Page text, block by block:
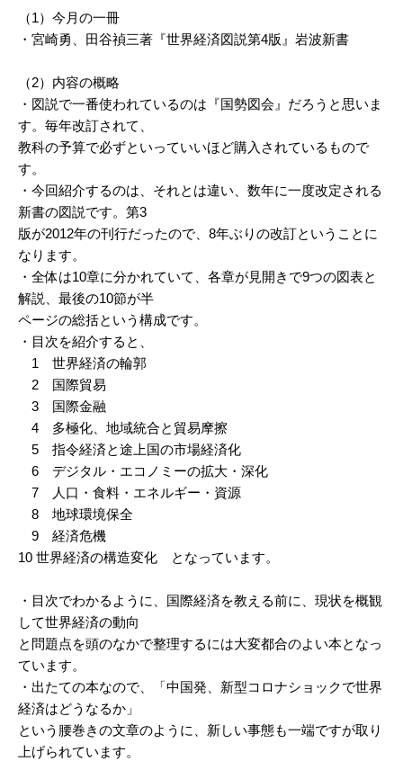
（1）今月の一冊
・宮崎勇、田谷禎三著『世界経済図説第4版』岩波新書
（2）内容の概略
・図説で一番使われているのは『国勢図会』だろうと思いま
す。毎年改訂されて、
教科の予算で必ずといっていいほど購入されているもので
す。
・今回紹介するのは、それとは違い、数年に一度改定される
新書の図説です。第3
版が2012年の刊行だったので、8年ぶりの改訂ということに
なります。
・全体は10章に分かれていて、各章が見開きで9つの図表と
解説、最後の10節が半
ページの総括という構成です。
・目次を紹介すると、
1 世界経済の輪郭
2 国際貿易
3 国際金融
4 多極化、地域統合と貿易摩擦
5 指令経済と途上国の市場経済化
6 デジタル・エコノミーの拡大・深化
7 人口・食料・エネルギー・資源
8 地球環境保全
9 経済危機
10 世界経済の構造変化 となっています。
・目次でわかるように、国際経済を教える前に、現状を概観
して世界経済の動向
と問題点を頭のなかで整理するには大変都合のよい本となっ
ています。
・出たての本なので、「中国発、新型コロナショックで世界
経済はどうなるか」
という腰巻きの文章のように、新しい事態も一端ですが取り
上げられています。